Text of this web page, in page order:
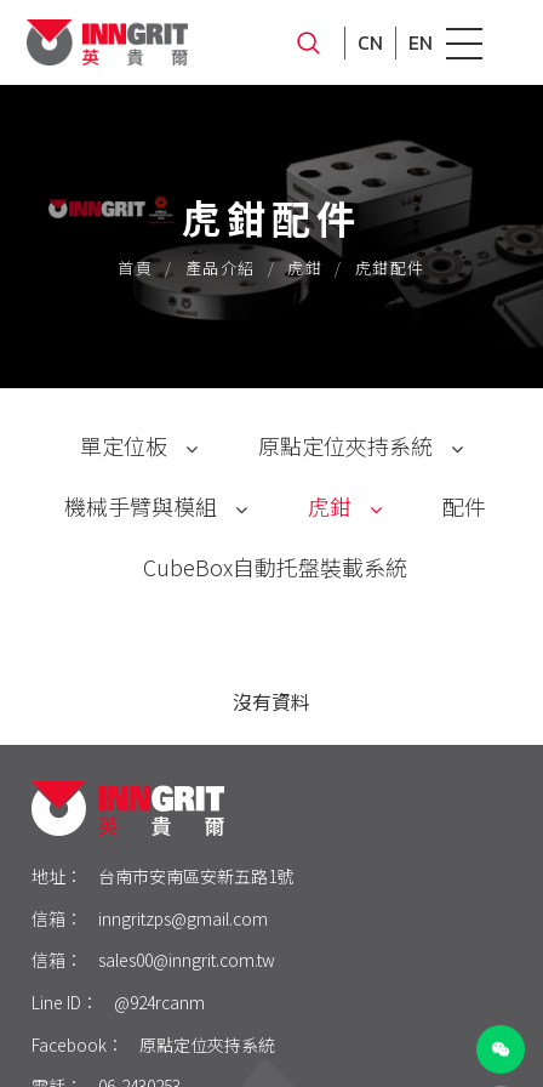
CN EN
虎鉗配件
首頁 產品介紹 虎鉗 虎鉗配件
單定位板
PITCH52
三面錐塔
立柱
單定位板客製化
原點定位夾持系統
62型
150型
機械手臂與模組
60-150公斤
機械手臂客製化
虎鉗
虎鉗配件
配件
CubeBox自動托盤裝載系統
沒有資料
地址：
台南市安南區安新五路1號
信箱：
inngritzps@gmail.com
信箱：
sales00@inngrit.com.tw
Line ID：
@924rcanm
Facebook：
原點定位夾持系統